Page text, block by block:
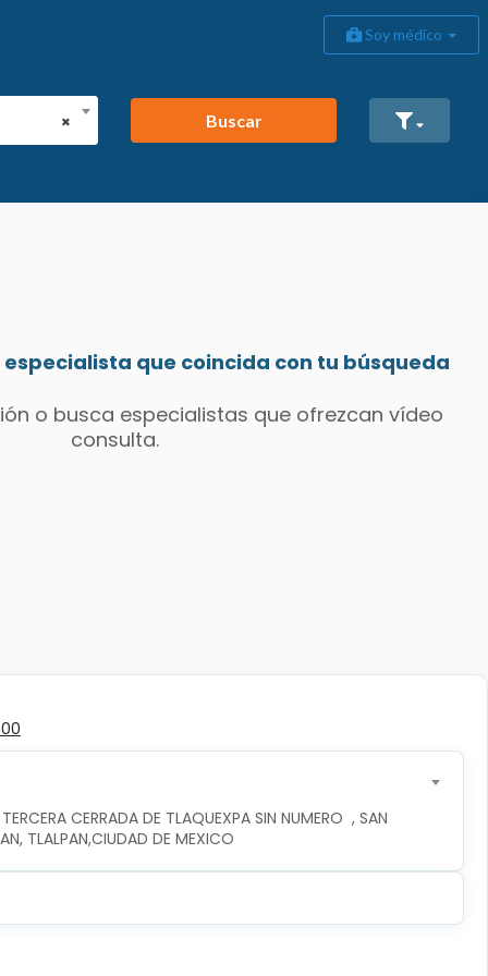
Soy médico
× Buscar
que coincida con tu búsqueda
o busca especialistas que ofrezcan vídeo
consulta.
CERRADA DE TLAQUEXPA SIN NUMERO  , SAN
TLALPAN,CIUDAD DE MEXICO